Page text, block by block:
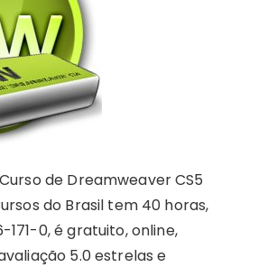
de Dreamweaver CS5
do Brasil tem 40 horas,
171-0, é gratuito, online,
5.0 estrelas e